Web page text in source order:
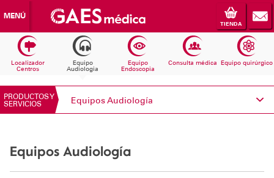
MENÚ
TIENDA
Localizador
Centros
Equipo
Audiologia
Equipo
Endoscopia
Consulta médica Equipo quirúrgico
PRODUCTOS Y
SERVICIOS
Equipos Audiología
Equipos Audiología
Equipos Audiología